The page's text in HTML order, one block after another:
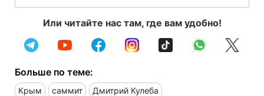
Или читайте нас там, где вам удобно!
Больше по теме:
Крым саммит Дмитрий Кулеба